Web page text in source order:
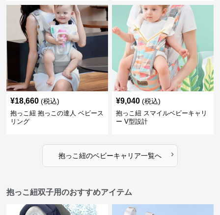
¥18,660 (税込)
抱っこ紐 抱っこの達人 ベビース
リング
¥9,040 (税込)
抱っこ紐 スマイルベビーキャリ
ー V型設計
抱っこ紐のベビーキャリア一覧へ ›
抱っこ紐双子用のおすすめアイテム